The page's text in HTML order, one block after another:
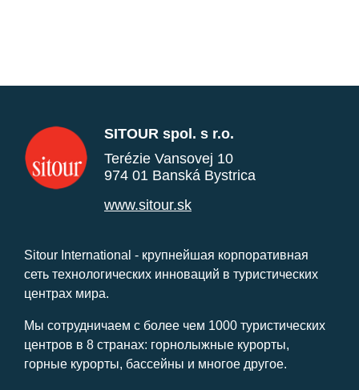
SITOUR spol. s r.o.
Terézie Vansovej 10
974 01 Banská Bystrica
www.sitour.sk
Sitour International - крупнейшая корпоративная
сеть технологических инноваций в туристических
центрах мира.
Мы сотрудничаем с более чем 1000 туристических
центров в 8 странах: горнолыжные курорты,
горные курорты, бассейны и многое другое.